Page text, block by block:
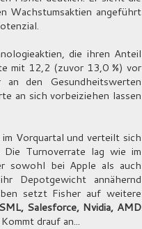
Wachstumsaktien angeführt
die ihren Anteil
mit 12,2 (zuvor 13,0 %) vor
den Gesundheitswerten
an sich vorbeiziehen lassen
Vorquartal und verteilt sich
Turnoverrate lag wie im
sowohl bei Apple als auch
Depotgewicht annähernd
setzt Fisher auf weitere
Salesforce, Nvidia, AMD
drauf an...